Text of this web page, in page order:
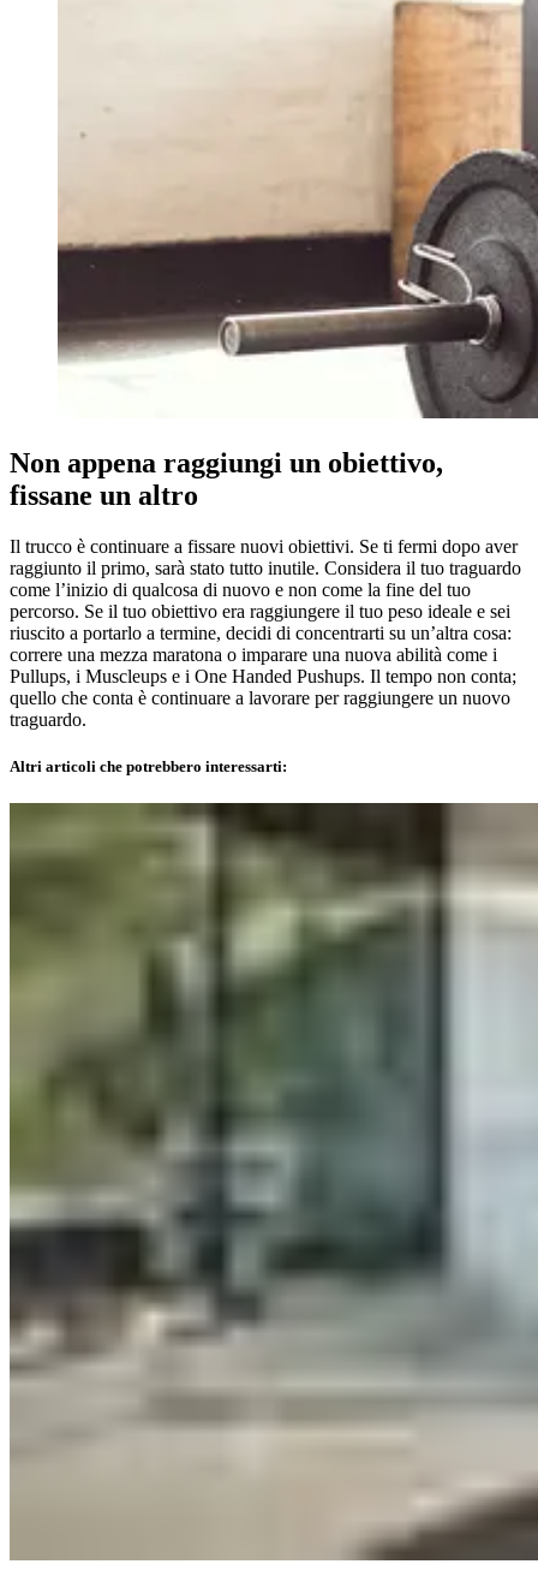
Non appena raggiungi un obiettivo,
fissane un altro
Il trucco è continuare a fissare nuovi obiettivi. Se ti fermi dopo aver
raggiunto il primo, sarà stato tutto inutile. Considera il tuo traguardo
come l’inizio di qualcosa di nuovo e non come la fine del tuo
percorso. Se il tuo obiettivo era raggiungere il tuo peso ideale e sei
riuscito a portarlo a termine, decidi di concentrarti su un’altra cosa:
correre una mezza maratona o imparare una nuova abilità come i
Pullups, i Muscleups e i One Handed Pushups. Il tempo non conta;
quello che conta è continuare a lavorare per raggiungere un nuovo
traguardo.
Altri articoli che potrebbero interessarti: